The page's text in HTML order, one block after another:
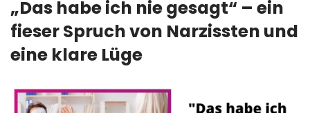
„Das habe ich nie gesagt“ – ein
fieser Spruch von Narzissten und
eine klare Lüge